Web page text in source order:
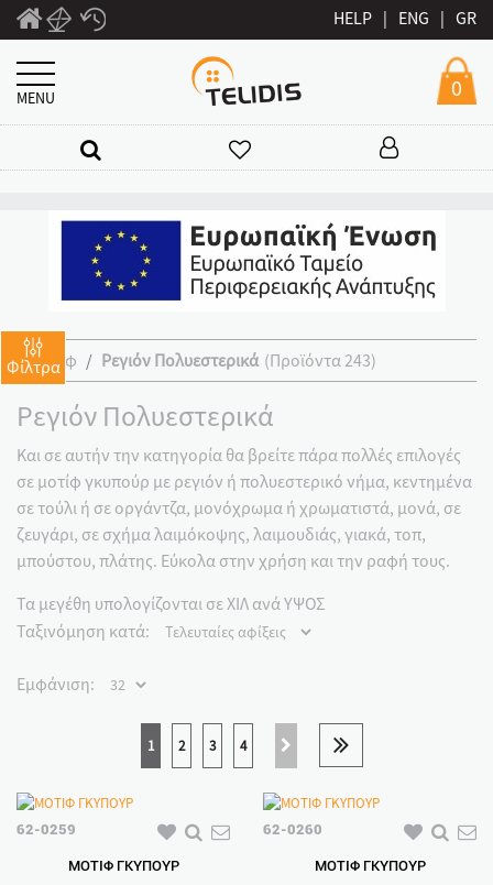
HELP | ENG | GR
MENU 0
Φίλτρα
Μοτίφ Ρεγιόν Πολυεστερικά (Προϊόντα 243)
Ρεγιόν Πολυεστερικά
Και σε αυτήν την κατηγορία θα βρείτε πάρα πολλές επιλογές
σε μοτίφ γκυπούρ με ρεγιόν ή πολυεστερικό νήμα, κεντημένα
σε τούλι ή σε οργάντζα, μονόχρωμα ή χρωματιστά, μονά, σε
ζευγάρι, σε σχήμα λαιμόκοψης, λαιμουδιάς, γιακά, τοπ,
μπούστου, πλάτης. Εύκολα στην χρήση και την ραφή τους.
Τα μεγέθη υπολογίζονται σε ΧΙΛ ανά ΥΨΟΣ
Ταξινόμηση κατά:
Εμφάνιση:
1 2 3 4
62-0259
ΜΟΤΙΦ ΓΚΥΠΟΥΡ
62-0260
ΜΟΤΙΦ ΓΚΥΠΟΥΡ